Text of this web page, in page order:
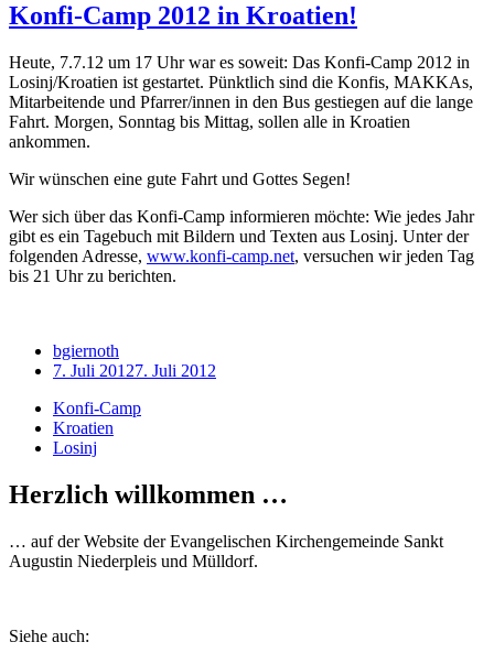
Konfi-Camp 2012 in Kroatien!
Heute, 7.7.12 um 17 Uhr war es soweit: Das Konfi-Camp 2012 in
Losinj/Kroatien ist gestartet. Pünktlich sind die Konfis, MAKKAs,
Mitarbeitende und Pfarrer/innen in den Bus gestiegen auf die lange
Fahrt. Morgen, Sonntag bis Mittag, sollen alle in Kroatien
ankommen.
Wir wünschen eine gute Fahrt und Gottes Segen!
Wer sich über das Konfi-Camp informieren möchte: Wie jedes Jahr
gibt es ein Tagebuch mit Bildern und Texten aus Losinj. Unter der
folgenden Adresse, www.konfi-camp.net, versuchen wir jeden Tag
bis 21 Uhr zu berichten.
bgiernoth
7. Juli 20127. Juli 2012
Konfi-Camp
Kroatien
Losinj
Herzlich willkommen …
… auf der Website der Evangelischen Kirchengemeinde Sankt
Augustin Niederpleis und Mülldorf.
Siehe auch: